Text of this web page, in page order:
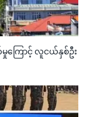
ကြောင့် လူငယ်နှစ်ဦး